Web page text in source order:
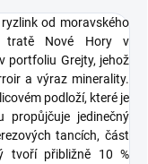
od moravského
tratě Nové Hory v
portfoliu Grejty, jehož
a výraz minerality.
podloží, které je
jedinečný
tancích, část
tvoří přibližně 10 %